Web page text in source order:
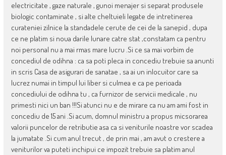
electricitate , gaze naturale , gunoi menajer si separat produsele
biologic contaminate , si alte cheltuieli legate de intretinerea
curateniei zilnice la standadele cerute de cei de la sanepid , dupa
ce ne platim si noua darile lunare catre stat ,constatam ca pentru
noi personal nu a mai rmas mare lucru .Si ce sa mai vorbim de
concediul de odihna : ca sa poti pleca in concediu trebuie sa anunti
in scris Casa de asigurari de sanatae , sa ai un inlocuitor care sa
lucrez numai in timpul lui liber si culmea e ca pe perioada
concediului de odihna tu , ca furnizor de servicii medicale , nu
primesti nici un ban !!!Si atunci nu e de mirare ca nu am ami fost in
concediu de 15 ani .Si acum, domnul ministru a propus micsorarea
valorii puncelor de retributie asa ca si veniturile noastre vor scadea
la jumatate .Si cum anul trecut , de prin mai , am avut o crestere a
veniturilor va puteti inchipui ce impozit trebuie sa platim anul